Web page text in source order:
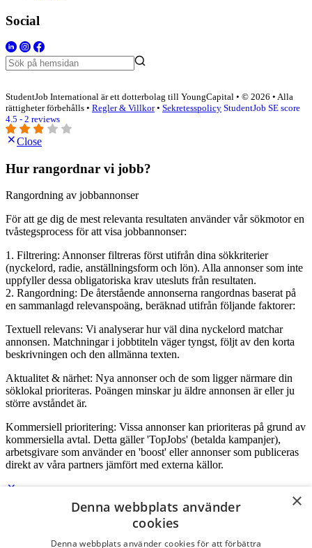
Social
StudentJob International är ett dotterbolag till YoungCapital • © 2026 • Alla
rättigheter förbehålls • Regler & Villkor• Sekretesspolicy StudentJob SE score
4.5 - 2 reviews
Close
Hur rangordnar vi jobb?
Rangordning av jobbannonser
För att ge dig de mest relevanta resultaten använder vår sökmotor en
tvåstegsprocess för att visa jobbannonser:
1. Filtrering: Annonser filtreras först utifrån dina sökkriterier
(nyckelord, radie, anställningsform och lön). Alla annonser som inte
uppfyller dessa obligatoriska krav utesluts från resultaten.
2. Rangordning: De återstående annonserna rangordnas baserat på
en sammanlagd relevanspoäng, beräknad utifrån följande faktorer:
Textuell relevans: Vi analyserar hur väl dina nyckelord matchar
annonsen. Matchningar i jobbtiteln väger tyngst, följt av den korta
beskrivningen och den allmänna texten.
Aktualitet & närhet: Nya annonser och de som ligger närmare din
söklokal prioriteras. Poängen minskar ju äldre annonsen är eller ju
större avståndet är.
Kommersiell prioritering: Vissa annonser kan prioriteras på grund av
kommersiella avtal. Detta gäller 'TopJobs' (betalda kampanjer),
arbetsgivare som använder en 'boost' eller annonser som publiceras
direkt av våra partners jämfört med externa källor.
×
Denna webbplats använder
cookies
Denna webbplats använder cookies för att förbättra